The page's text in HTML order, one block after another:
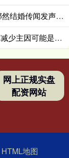
美牛股 郭晶晶不忍了！回应为霍启山娜然结婚传闻发声之事，我们都被骗了
创通网 TankerTrackers：伊朗石油运输减少主因可能是泄漏事故 而非美国封锁
网上正规实盘
配资网站
HTML地图